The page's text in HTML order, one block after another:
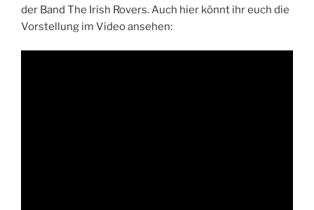
der Band The Irish Rovers. Auch hier könnt ihr euch die
Vorstellung im Video ansehen: